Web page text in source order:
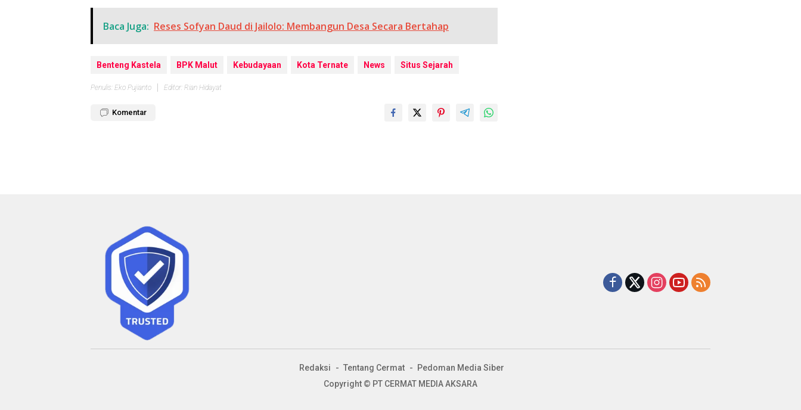
Baca Juga: Reses Sofyan Daud di Jailolo: Membangun Desa Secara Bertahap
Benteng Kastela BPK Malut Kebudayaan Kota Ternate News Situs Sejarah
Penulis: Eko Pujianto Editor: Rian Hidayat
Komentar
Redaksi Tentang Cermat
Pedoman Media Siber
Copyright © PT CERMAT MEDIA AKSARA